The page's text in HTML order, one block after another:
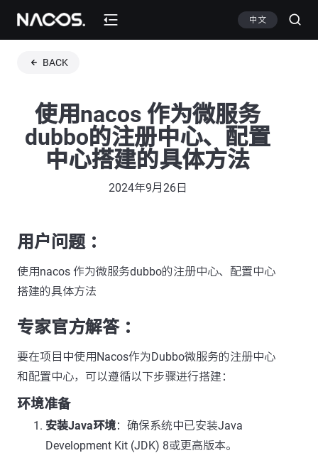
中文
BACK
使用nacos 作为微服务
dubbo的注册中心、配置
中心搭建的具体方法
2024年9月26日
用户问题 ：
使用nacos 作为微服务dubbo的注册中心、配置中心
搭建的具体方法
专家官方解答 ：
要在项目中使用Nacos作为Dubbo微服务的注册中心
和配置中心，可以遵循以下步骤进行搭建：
环境准备
安装Java环境：确保系统中已安装Java
Development Kit (JDK) 8或更高版本。